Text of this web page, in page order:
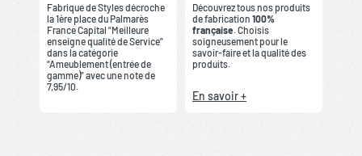
Fabrique de Styles décroche
la 1ère place du Palmarès
France Capital “Meilleure
enseigne qualité de Service”
dans la catégorie
“Ameublement (entrée de
gamme)” avec une note de
7,95/10.
Découvrez tous nos produits
de fabrication 100%
française . Choisis
soigneusement pour le
savoir-faire et la qualité des
produits.
En savoir +